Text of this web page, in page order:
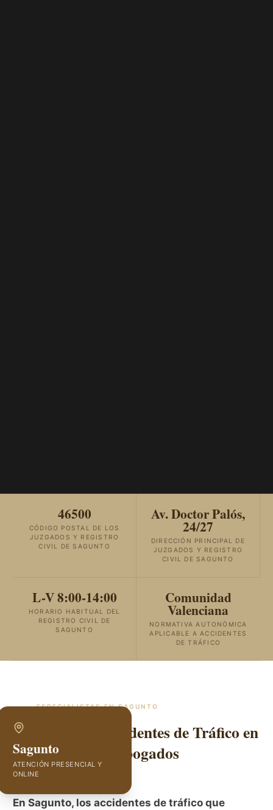
46500
CÓDIGO POSTAL DE LOS
JUZGADOS Y REGISTRO
CIVIL DE SAGUNTO
Av. Doctor Palós,
24/27
DIRECCIÓN PRINCIPAL DE
JUZGADOS Y REGISTRO
CIVIL DE SAGUNTO
L-V 8:00-14:00
HORARIO HABITUAL DEL
REGISTRO CIVIL DE
SAGUNTO
Comunidad
Valenciana
NORMATIVA AUTONÓMICA
APLICABLE A ACCIDENTES
DE TRÁFICO
ESPECIALISTAS ENSAGUNTO
Abogados de Accidentes de Tráfico en
Sagunto | GVC Abogados
Sagunto
ATENCIÓN PRESENCIAL Y
ONLINE
En Sagunto, los accidentes de tráfico que